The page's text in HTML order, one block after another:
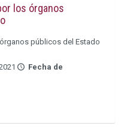
los órganos
públicos del Estado
Fecha de